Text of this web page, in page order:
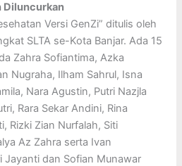
Diluncurkan
Versi GenZi” ditulis oleh
SLTA se-Kota Banjar. Ada 15
Zahra Sofiantima, Azka
Nugraha, Ilham Sahrul, Isna
Nara Agustin, Putri Nazjla
Rara Sekar Andini, Rina
Rizki Zian Nurfalah, Siti
Az Zahra serta Ivan
Jayanti dan Sofian Munawar